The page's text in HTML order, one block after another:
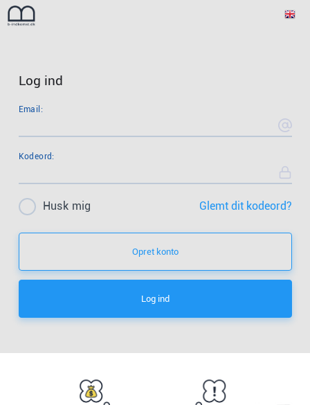
Log ind
Email:
Kodeord:
Husk mig Glemt dit kodeord?
Opret konto
Log ind